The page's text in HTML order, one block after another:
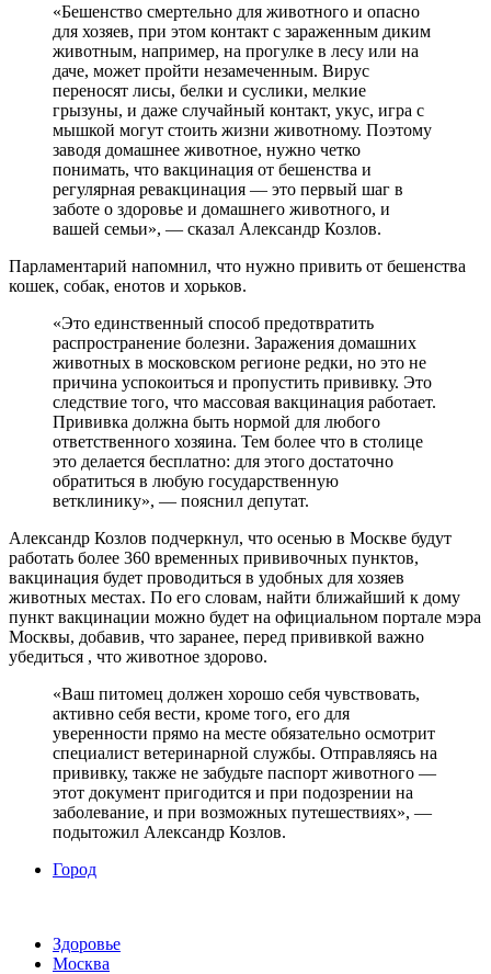
«Бешенство смертельно для животного и опасно
для хозяев, при этом контакт с зараженным диким
животным, например, на прогулке в лесу или на
даче, может пройти незамеченным. Вирус
переносят лисы, белки и суслики, мелкие
грызуны, и даже случайный контакт, укус, игра с
мышкой могут стоить жизни животному. Поэтому
заводя домашнее животное, нужно четко
понимать, что вакцинация от бешенства и
регулярная ревакцинация — это первый шаг в
заботе о здоровье и домашнего животного, и
вашей семьи», — сказал Александр Козлов.
Парламентарий напомнил, что нужно привить от бешенства
кошек, собак, енотов и хорьков.
«Это единственный способ предотвратить
распространение болезни. Заражения домашних
животных в московском регионе редки, но это не
причина успокоиться и пропустить прививку. Это
следствие того, что массовая вакцинация работает.
Прививка должна быть нормой для любого
ответственного хозяина. Тем более что в столице
это делается бесплатно: для этого достаточно
обратиться в любую государственную
ветклинику», — пояснил депутат.
Александр Козлов подчеркнул, что осенью в Москве будут
работать более 360 временных прививочных пунктов,
вакцинация будет проводиться в удобных для хозяев
животных местах. По его словам, найти ближайший к дому
пункт вакцинации можно будет на официальном портале мэра
Москвы, добавив, что заранее, перед прививкой важно
убедиться , что животное здорово.
«Ваш питомец должен хорошо себя чувствовать,
активно себя вести, кроме того, его для
уверенности прямо на месте обязательно осмотрит
специалист ветеринарной службы. Отправляясь на
прививку, также не забудьте паспорт животного —
этот документ пригодится и при подозрении на
заболевание, и при возможных путешествиях», —
подытожил Александр Козлов.
Город
Здоровье
Москва